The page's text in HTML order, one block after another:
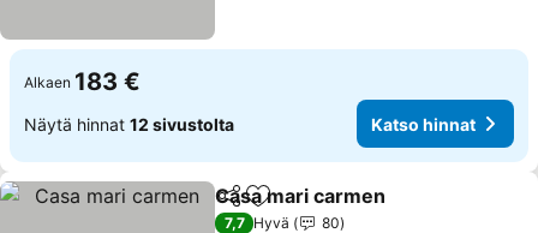
Alkaen 183 €
Näytä hinnat 12 sivustolta Katso hinnat
Jaa Lisää suosikkeihin
Casa mari carmen
7,7 Hyvä
80